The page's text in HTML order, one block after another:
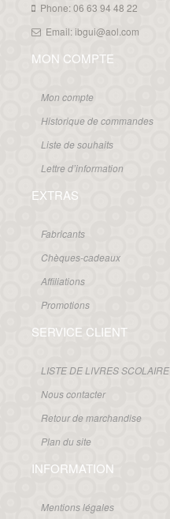
Phone: 06 63 94 48 22
Email: ibgui@aol.com
MON COMPTE
Mon compte
Historique de commandes
Liste de souhaits
Lettre d’information
EXTRAS
Fabricants
Chèques-cadeaux
Affiliations
Promotions
SERVICE CLIENT
LISTE DE LIVRES SCOLAIRE
Nous contacter
Retour de marchandise
Plan du site
INFORMATION
Mentions légales